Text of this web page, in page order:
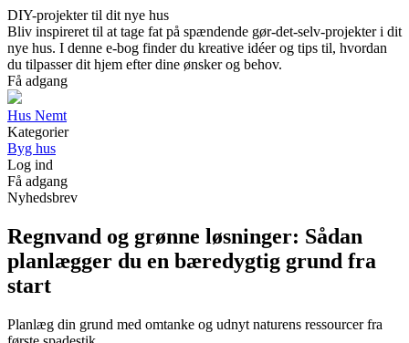
DIY-projekter til dit nye hus
Bliv inspireret til at tage fat på spændende gør-det-selv-projekter i dit
nye hus. I denne e-bog finder du kreative idéer og tips til, hvordan
du tilpasser dit hjem efter dine ønsker og behov.
Få adgang
Hus Nemt
Kategorier
Byg hus
Log ind
Få adgang
Nyhedsbrev
Regnvand og grønne løsninger: Sådan
planlægger du en bæredygtig grund fra
start
Planlæg din grund med omtanke og udnyt naturens ressourcer fra